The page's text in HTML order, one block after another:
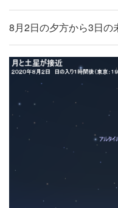
8月2日の夕方から3日の